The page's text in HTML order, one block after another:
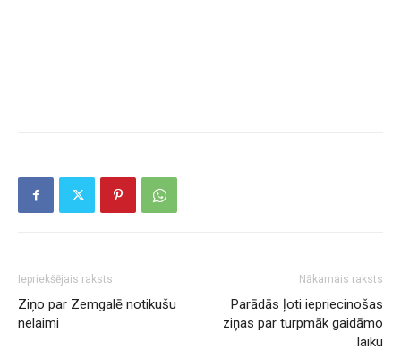
Iepriekšējais raksts
Ziņo par Zemgalē notikušu
nelaimi
Nākamais raksts
Parādās ļoti iepriecinošas
ziņas par turpmāk gaidāmo
laiku